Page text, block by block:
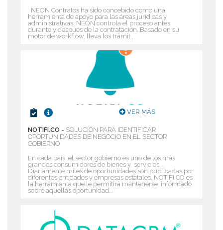
NEON Contratos ha sido concebido como una
herramienta de apoyo para las áreas jurídicas y
administrativas. NEON controla el proceso antes,
durante y después de la contratación. Basado en su
motor de workflow, lleva los trámit...
VER MÁS
NOTIFI.CO - SOLUCIÓN PARA IDENTIFICAR
OPORTUNIDADES DE NEGOCIO EN EL SECTOR
GOBIERNO
En cada país, el sector gobierno es uno de los más
grandes consumidores de bienes y servicios.
Diariamente miles de oportunidades son publicadas por
diferentes entidades y empresas estatales, NOTIFI.CO es
la herramienta que le permitirá mantenerse informado
sobre aquellas oportunidad...